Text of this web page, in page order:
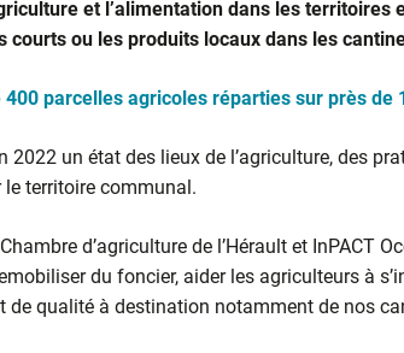
et l’alimentation dans les territoires
courts ou les produits locaux dans les
400 parcelles agricoles réparties sur près de
2022 un état des lieux de l’agriculture, des
territoire communal.
d’agriculture de l’Hérault et InPACT
du foncier, aider les agriculteurs à
de qualité à destination notamment de nos